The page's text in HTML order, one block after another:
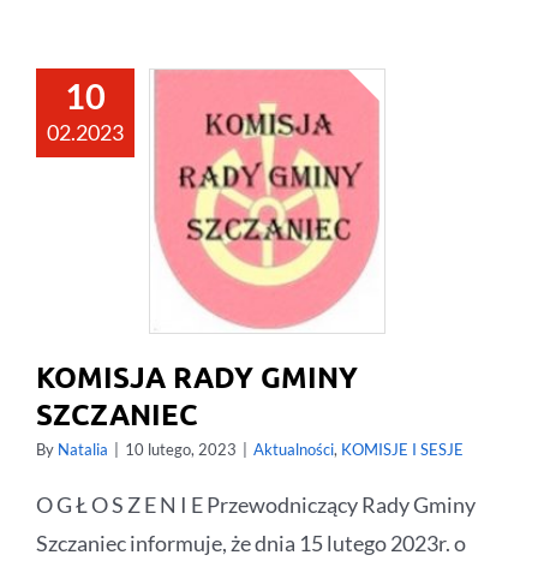
10
02.2023
KOMISJA RADY GMINY
SZCZANIEC
By Natalia 10 lutego, 2023 Aktualności, KOMISJE I SESJE
O G Ł O S Z E N I E Przewodniczący Rady Gminy
Szczaniec informuje, że dnia 15 lutego 2023r. o